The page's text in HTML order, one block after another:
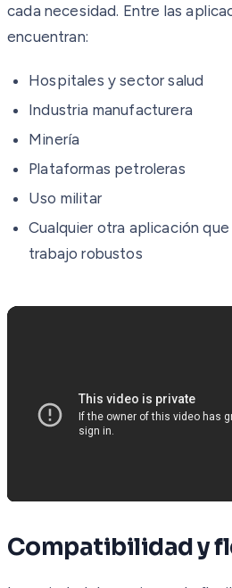
cada necesidad. Entre las
encuentran:
Hospitales y sector salud
Industria manufacturera
Minería
Plataformas petroleras
Uso militar
Cualquier otra aplicación
trabajo robustos
Compatibilidad y